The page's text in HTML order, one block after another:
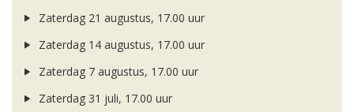
Zaterdag 21 augustus, 17.00 uur
Zaterdag 14 augustus, 17.00 uur
Zaterdag 7 augustus, 17.00 uur
Zaterdag 31 juli, 17.00 uur